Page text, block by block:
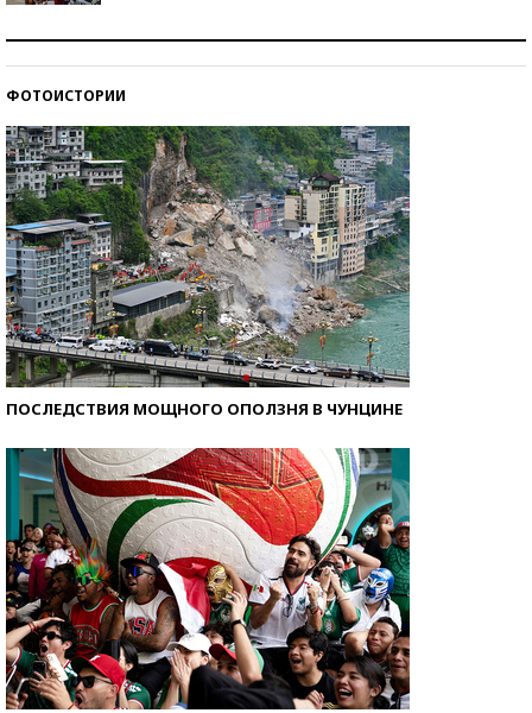
ФОТОИСТОРИИ
ПОСЛЕДСТВИЯ МОЩНОГО ОПОЛЗНЯ В ЧУНЦИНЕ